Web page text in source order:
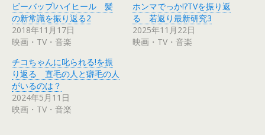
t
t
e
r
で
共
新
し
い
ウ
ィ
ン
ド
ウ
共
有
す
る
に
は
ク
リ
ッ
ク
し
く
だ
さ
い
ビーバップ!ハイヒール 髪
の新常識を振り返る2
2018年11月17日
映画・TV・音楽
ホンマでっか!?TVを振り返
る 若返り最新研究3
2025年11月22日
映画・TV・音楽
チコちゃんに叱られる!を振
り返る 直毛の人と癖毛の人
がいるのは？
2024年5月11日
映画・TV・音楽